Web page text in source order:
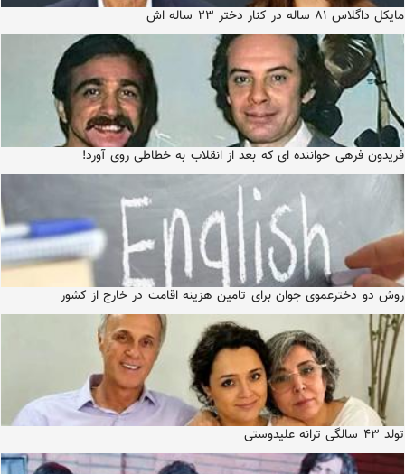
مایکل داگلاس ۸۱ ساله در کنار دختر ۲۳ ساله اش
فریدون فرهی حواننده ای که بعد از انقلاب به خطاطی روی آورد!
روش دو دخترعموی جوان برای تامین هزینه اقامت در خارج از کشور
تولد ۴۳ سالگی ترانه علیدوستی